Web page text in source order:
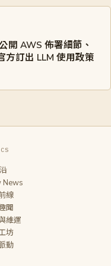
AWS 佈署細節、
方訂出 LLM 使用政策
News
線
聞
維運
坊
動